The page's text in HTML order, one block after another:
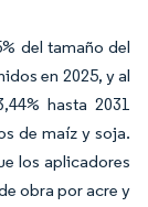
del tamaño del
en 2025, y al
hasta 2031
de maíz y soja.
los aplicadores
obra por acre y